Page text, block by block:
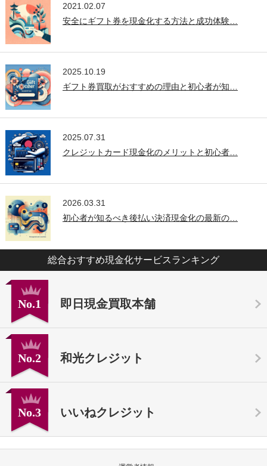
2021.02.07
安全にギフト券を現金化する方法と成功体験…
2025.10.19
ギフト券買取がおすすめの理由と初心者が知…
2025.07.31
クレジットカード現金化のメリットと初心者…
2026.03.31
初心者が知るべき後払い決済現金化の最新の…
総合おすすめ現金化サービスランキング
No.1 即日現金買取本舗
No.2 和光クレジット
No.3 いいねクレジット